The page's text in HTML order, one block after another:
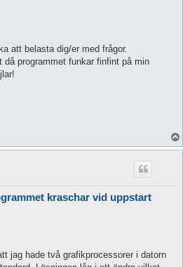
att belasta dig/er med frågor.
då programmet funkar finfint på min
kraschar vid uppstart
jag hade två grafikprocessorer i datorn